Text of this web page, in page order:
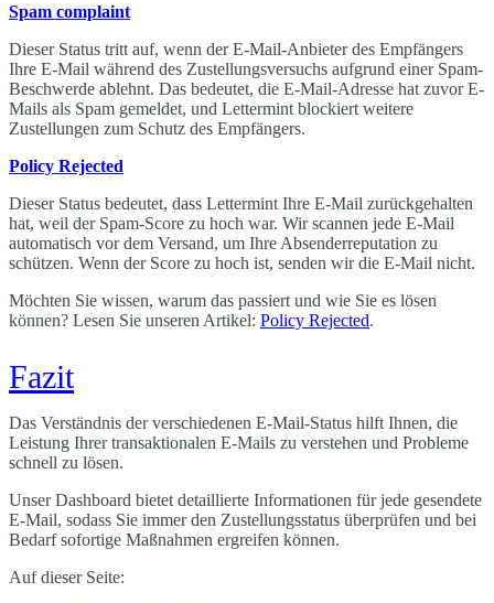
Spam complaint
Dieser Status tritt auf, wenn der E-Mail-Anbieter des Empfängers
Ihre E-Mail während des Zustellungsversuchs aufgrund einer Spam-
Beschwerde ablehnt. Das bedeutet, die E-Mail-Adresse hat zuvor E-
Mails als Spam gemeldet, und Lettermint blockiert weitere
Zustellungen zum Schutz des Empfängers.
Policy Rejected
Dieser Status bedeutet, dass Lettermint Ihre E-Mail zurückgehalten
hat, weil der Spam-Score zu hoch war. Wir scannen jede E-Mail
automatisch vor dem Versand, um Ihre Absenderreputation zu
schützen. Wenn der Score zu hoch ist, senden wir die E-Mail nicht.
Möchten Sie wissen, warum das passiert und wie Sie es lösen
können? Lesen Sie unseren Artikel: Policy Rejected.
Fazit
Das Verständnis der verschiedenen E-Mail-Status hilft Ihnen, die
Leistung Ihrer transaktionalen E-Mails zu verstehen und Probleme
schnell zu lösen.
Unser Dashboard bietet detaillierte Informationen für jede gesendete
E-Mail, sodass Sie immer den Zustellungsstatus überprüfen und bei
Bedarf sofortige Maßnahmen ergreifen können.
Auf dieser Seite: